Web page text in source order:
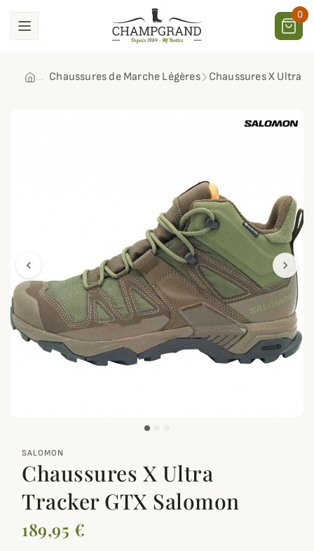
0
Chaussures de Marche Légères Chaussures X Ultra
chevron_left chevron_right
SALOMON
Chaussures X Ultra
Tracker GTX Salomon
189,95 €